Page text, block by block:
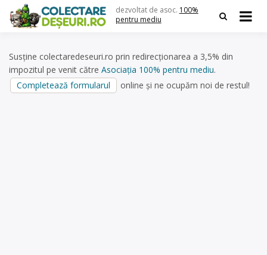
content
dezvoltat de asoc. 100%
pentru mediu
Susține colectaredeseuri.ro prin redirecționarea a 3,5% din
impozitul pe venit către Asociația 100% pentru mediu.
Completează formularul
online și ne ocupăm noi de restul!